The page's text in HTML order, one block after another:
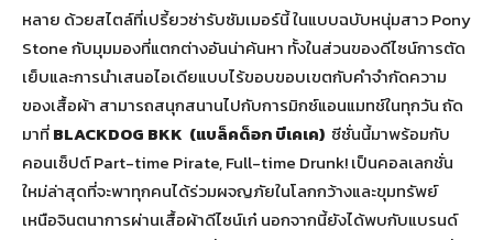
หลาย ด้วยสไตล์ที่เปรี้ยวซ่ารับซัมเมอร์นี้ ในแบบฉบับหนุ่มสาว Pony
Stone กับมุมมองที่แตกต่างอันน่าค้นหา ทั้งในส่วนของดีไซน์การตัด
เย็บและการนำเสนอไอเดียแบบไร้ขอบขอบเขตกับคำจำกัดความ
ของเสื้อผ้า สามารถสนุกสนานไปกับการมิกซ์แอนแมทช์ในทุกวัน ถัด
มาที่BLACKDOG BKK (แบล็คด็อก บีเคเค) ซีซั่นนี้มาพร้อมกับ
คอนเซ็ปต์ Part-time Pirate, Full-time Drunk! เป็นคอลเลกชั่น
ใหม่ล่าสุดที่จะพาทุกคนได้ร่วมผจญภัยในโลกกว้างและขุมทรัพย์
เหนือจินตนาการผ่านเสื้อผ้าดีไซน์เก๋ นอกจากนี้ยังได้พบกับแบรนด์